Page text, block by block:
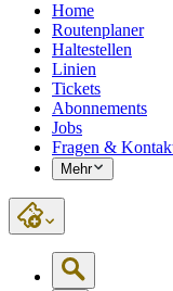
Home
Routenplaner
Haltestellen
Linien
Tickets
Abonnements
Jobs
Fragen &
Mehr